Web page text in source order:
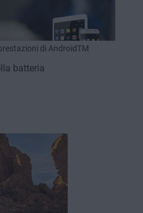
di AndroidTM
batteria